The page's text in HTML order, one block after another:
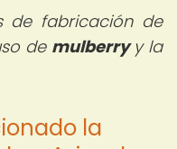
de fabricación de
de mulberryy la
la